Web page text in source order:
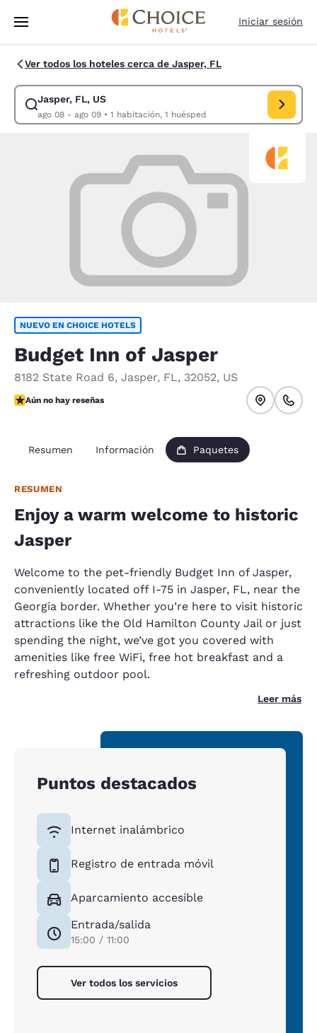
Saltar A Contenido Principal
Iniciar sesión
Ver todos los hoteles cerca de Jasper, FL
Jasper, FL, US
ago 08 - ago 09• 1 habitación, 1 huésped
Modificar búsqueda para Jasper, FL, US. Fecha de entrada ago 08,
NUEVO EN CHOICE HOTELS
Budget Inn of Jasper
8182 State Road 6, Jasper, FL, 32052, US
Aún no hay reseñas
Aún no hay reseñas
Resumen Información Paquetes
RESUMEN
Enjoy a warm welcome to historic
Jasper
Welcome to the pet-friendly Budget Inn of Jasper,
conveniently located off I-75 in Jasper, FL, near the
Georgia border. Whether you’re here to visit historic
attractions like the Old Hamilton County Jail or just
spending the night, we’ve got you covered with
amenities like free WiFi, free hot breakfast and a
refreshing outdoor pool.
Leer más
Puntos destacados
Internet inalámbrico
Registro de entrada móvil
Aparcamiento accesible
Entrada/salida
15:00 / 11:00
Ver todos los servicios